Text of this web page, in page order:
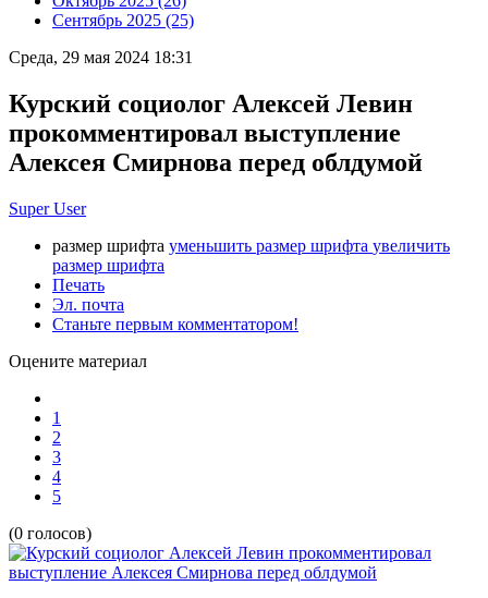
Сентябрь 2025 (25)
Среда, 29 мая 2024 18:31
Курский социолог Алексей Левин
прокомментировал выступление
Алексея Смирнова перед облдумой
Super User
размер шрифта уменьшить размер шрифта увеличить
размер шрифта
Печать
Эл. почта
Станьте первым комментатором!
Оцените материал
1
2
3
4
5
(0 голосов)